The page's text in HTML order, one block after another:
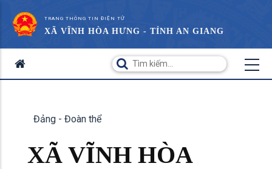
TRANG THÔNG TIN ĐIỆN TỬ
XÃ VĨNH HÒA HƯNG - TỈNH AN GIANG
Đảng - Đoàn thể
XÃ VĨNH HÒA